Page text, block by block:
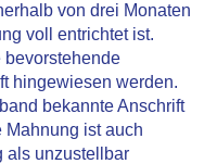
von drei Monaten
voll entrichtet ist.
bevorstehende
hingewiesen werden.
bekannte Anschrift
ist auch
als unzustellbar